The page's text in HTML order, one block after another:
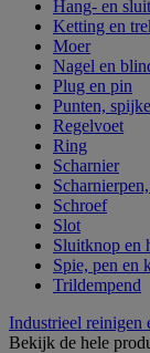
Hang- en
Ketting en
Moer
Nagel en
Plug en pin
Punten,
Regelvoet
Ring
Scharnier
Schroef
Slot
Sluitknop en
Spie, pen en
Trildempend
Industrieel reinigen
Bekijk de hele